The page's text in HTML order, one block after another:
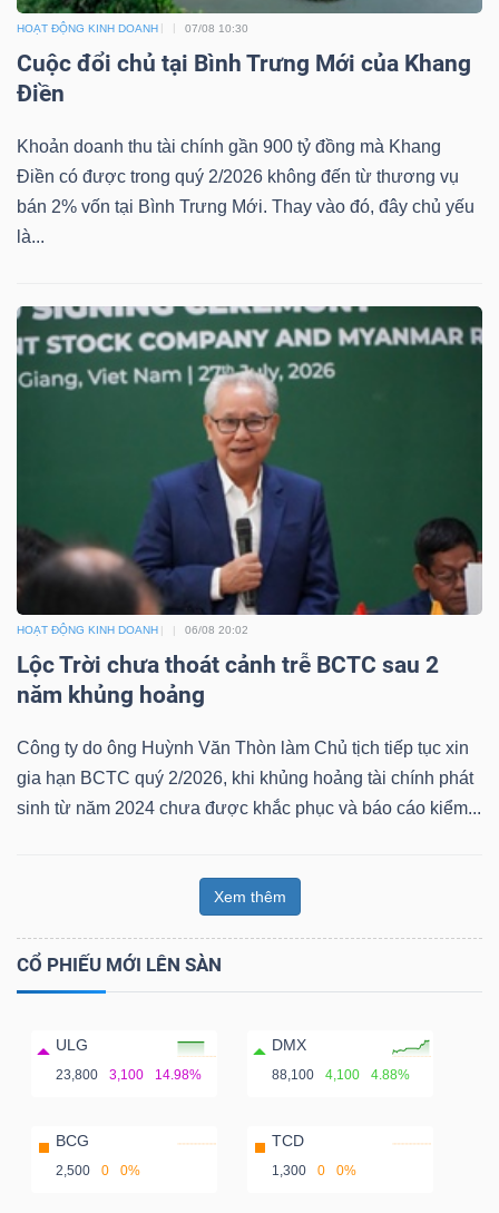
HOẠT ĐỘNG KINH DOANH 07/08 10:30
Cuộc đổi chủ tại Bình Trưng Mới của Khang
Điền
Khoản doanh thu tài chính gần 900 tỷ đồng mà Khang
Điền có được trong quý 2/2026 không đến từ thương vụ
bán 2% vốn tại Bình Trưng Mới. Thay vào đó, đây chủ yếu
là...
HOẠT ĐỘNG KINH DOANH 06/08 20:02
Lộc Trời chưa thoát cảnh trễ BCTC sau 2
năm khủng hoảng
Công ty do ông Huỳnh Văn Thòn làm Chủ tịch tiếp tục xin
gia hạn BCTC quý 2/2026, khi khủng hoảng tài chính phát
sinh từ năm 2024 chưa được khắc phục và báo cáo kiểm...
Xem thêm
CỔ PHIẾU MỚI LÊN SÀN
ULG
23,800 3,100 14.98%
DMX
88,100 4,100 4.88%
BCG
2,500 0 0%
TCD
1,300 0 0%